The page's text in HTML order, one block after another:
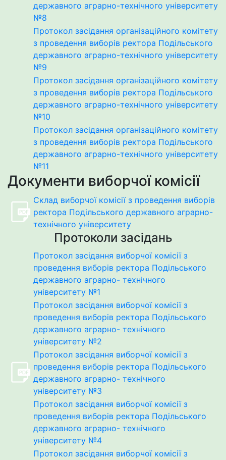
державного аграрно-технічного університету
№8
Протокол засідання організаційного комітету
з проведення виборів ректора Подільського
державного аграрно-технічного університету
№9
Протокол засідання організаційного комітету
з проведення виборів ректора Подільського
державного аграрно-технічного університету
№10
Протокол засідання організаційного комітету
з проведення виборів ректора Подільського
державного аграрно-технічного університету
№11
Документи виборчої комісії
Склад виборчої комісії з проведення виборів
ректора Подільського державного аграрно-
технічного університету
Протоколи засідань
Протокол засідання виборчої комісії з
проведення виборів ректора Подільського
державного аграрно- технічного
університету №1
Протокол засідання виборчої комісії з
проведення виборів ректора Подільського
державного аграрно- технічного
університету №2
Протокол засідання виборчої комісії з
проведення виборів ректора Подільського
державного аграрно- технічного
університету №3
Протокол засідання виборчої комісії з
проведення виборів ректора Подільського
державного аграрно- технічного
університету №4
Протокол засідання виборчої комісії з